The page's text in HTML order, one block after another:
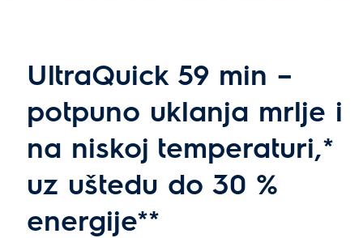
UltraQuick 59 min –
potpuno uklanja mrlje i
na niskoj temperaturi,*
uz uštedu do 30 %
energije**